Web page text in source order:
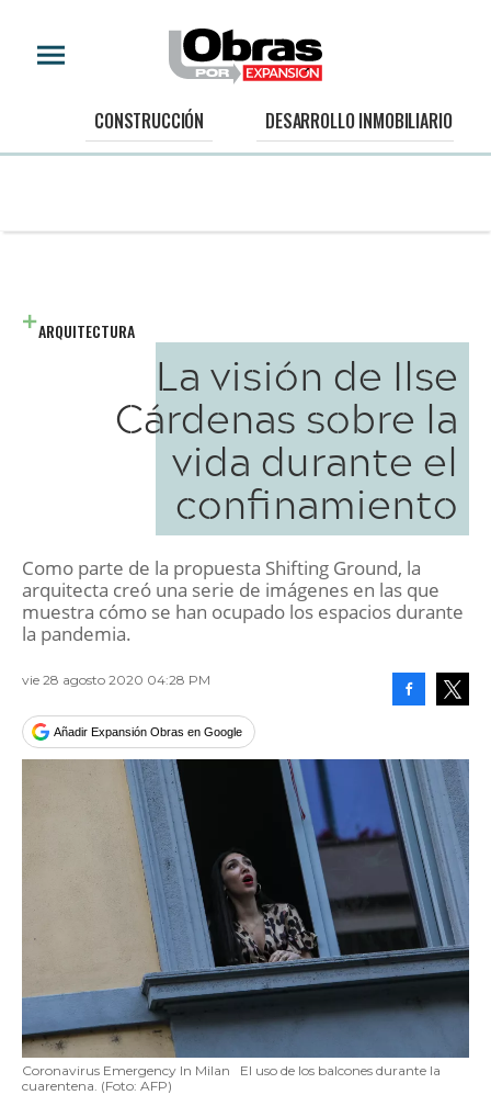
CONSTRUCCIÓN DESARROLLO INMOBILIARIO
ARQUITECTURA
La visión de Ilse
Cárdenas sobre la
vida durante el
confinamiento
Como parte de la propuesta Shifting Ground, la
arquitecta creó una serie de imágenes en las que
muestra cómo se han ocupado los espacios durante
la pandemia.
vie 28 agosto 2020 04:28 PM
Añadir Expansión Obras en Google
Coronavirus Emergency In Milan
El uso de los balcones durante la
cuarentena. (Foto: AFP)